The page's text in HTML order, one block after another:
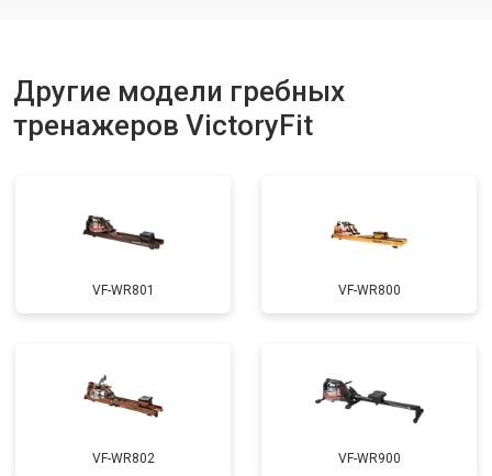
Другие модели гребных
тренажеров VictoryFit
VF-WR801 VF-WR800
VF-WR802 VF-WR900